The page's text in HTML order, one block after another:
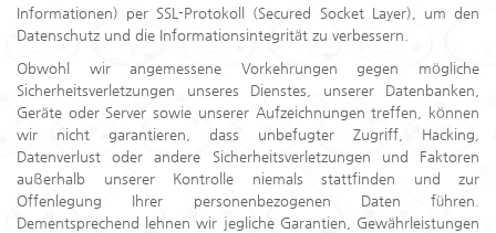
Informationen) per SSL-Protokoll (Secured Socket Layer), um den
Datenschutz und die Informationsintegrität zu verbessern.
Obwohl wir angemessene Vorkehrungen gegen mögliche
Sicherheitsverletzungen unseres Dienstes, unserer Datenbanken,
Geräte oder Server sowie unserer Aufzeichnungen treffen, können
wir nicht garantieren, dass unbefugter Zugriff, Hacking,
Datenverlust oder andere Sicherheitsverletzungen und Faktoren
außerhalb unserer Kontrolle niemals stattfinden und zur
Offenlegung Ihrer personenbezogenen Daten führen.
Dementsprechend lehnen wir jegliche Garantien, Gewährleistungen